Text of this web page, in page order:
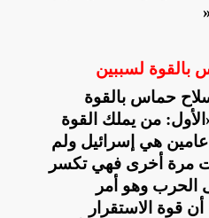
بالقوة لسببين
حماس بالقوة
من يملك القوة
عامين هي إسرائيل ولم
مرة أخرى فهي تكسر
الحرب وهو أمر
قوة الاستقرار